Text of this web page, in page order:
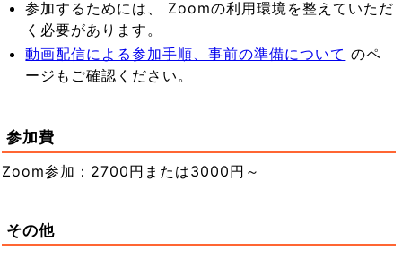
参加するためには、 Zoomの利用環境を整えていただ
く必要があります。
動画配信による参加手順、事前の準備について のペ
ージもご確認ください。
参加費
Zoom参加：2700円または3000円～
その他